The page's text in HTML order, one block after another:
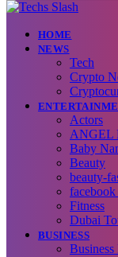
HOME
NEWS
Tech
Crypto
Actors
ANGEL
Baby
Beauty
beauty-
Fitness
Dubai
BUSINESS
Business